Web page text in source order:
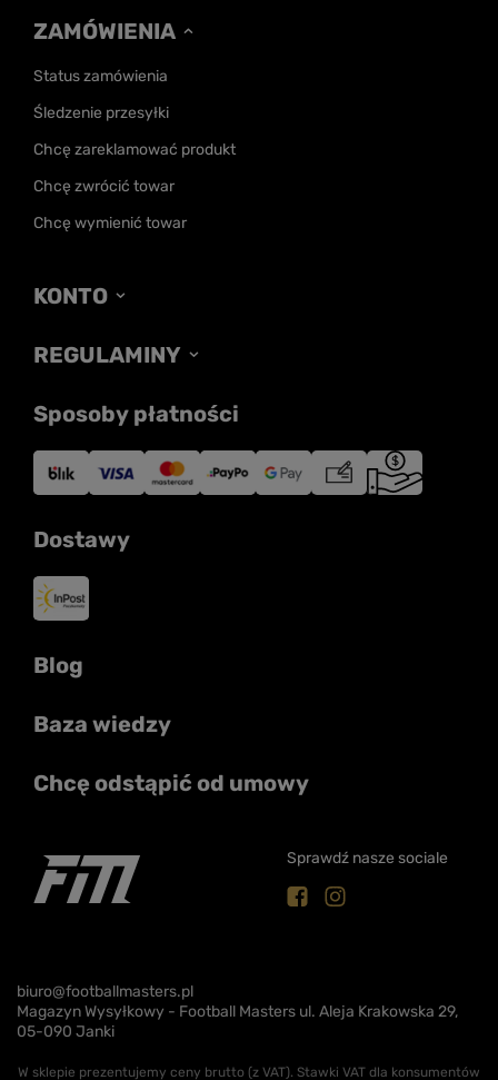
ZAMÓWIENIA
Status zamówienia
Śledzenie przesyłki
Chcę zareklamować produkt
Chcę zwrócić towar
Chcę wymienić towar
KONTO
REGULAMINY
Sprawdź nasze sociale
Sposoby płatności
Dostawy
Blog
Baza wiedzy
Chcę odstąpić od umowy
biuro@footballmasters.pl
Magazyn Wysyłkowy - Football Masters ul. Aleja Krakowska 29,
05-090 Janki
W sklepie prezentujemy ceny brutto (z VAT). Stawki VAT dla konsumentów